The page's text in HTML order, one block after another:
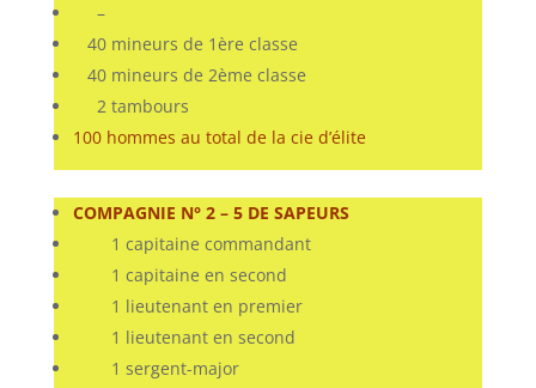
–
40 mineurs de 1ère classe
40 mineurs de 2ème classe
2 tambours
100 hommes au total de la cie d’élite
COMPAGNIE N° 2 – 5 DE SAPEURS
1 capitaine commandant
1 capitaine en second
1 lieutenant en premier
1 lieutenant en second
1 sergent-major